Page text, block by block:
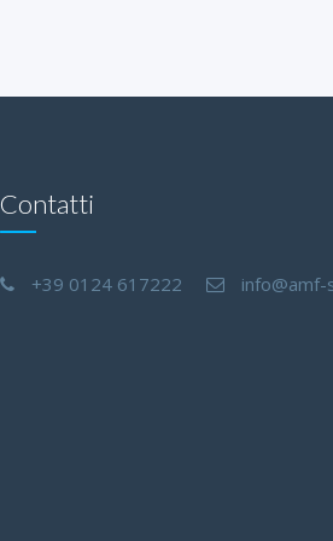
Contatti
+39 0124 617222 info@amf-